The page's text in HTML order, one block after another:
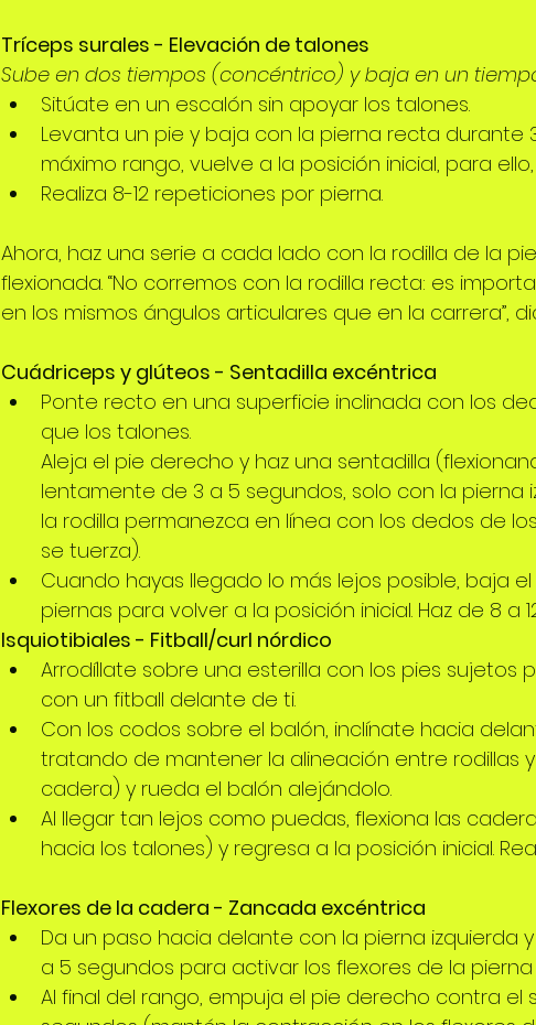
Tríceps surales - Elevación de talones
Sube en dos tiempos (concéntrico) y baja en un
Sitúate en un escalón sin apoyar los talones.
Levanta un pie y baja con la pierna recta durante
máximo rango, vuelve a la posición inicial, para
Realiza 8-12 repeticiones por pierna.
Ahora, haz una serie a cada lado con la rodilla de la
flexionada. “No corremos con la rodilla recta: es
en los mismos ángulos articulares que en la carrera”,
Cuádriceps y glúteos - Sentadilla excéntrica
Ponte recto en una superficie inclinada con los
que los talones.
Aleja el pie derecho y haz una sentadilla
lentamente de 3 a 5 segundos, solo con la pierna
la rodilla permanezca en línea con los dedos de
se tuerza).
Cuando hayas llegado lo más lejos posible, baja
piernas para volver a la posición inicial. Haz de 8
Isquiotibiales - Fitball/curl nórdico
Arrodíllate sobre una esterilla con los pies sujetos
con un fitball delante de ti.
Con los codos sobre el balón, inclínate hacia
tratando de mantener la alineación entre rodillas
cadera) y rueda el balón alejándolo.
Al llegar tan lejos como puedas, flexiona las
hacia los talones) y regresa a la posición inicial.
Flexores de la cadera - Zancada excéntrica
Da un paso hacia delante con la pierna izquierda
a 5 segundos para activar los flexores de la
Al final del rango, empuja el pie derecho contra el